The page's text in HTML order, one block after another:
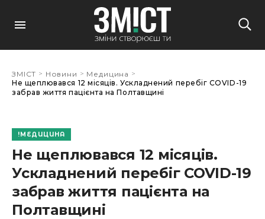
ЗМІСТ > Новини > Медицина >
Не щеплювався 12 місяців. Ускладнений перебіг COVID-19
забрав життя пацієнта на Полтавщині
МЕДИЦИНА
Не щеплювався 12 місяців.
Ускладнений перебіг COVID-19
забрав життя пацієнта на
Полтавщині